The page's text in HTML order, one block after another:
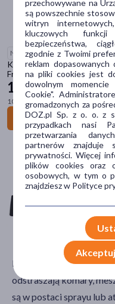
Niedostępne online
Kickfly VACO, płyn na
Fruit,100 ml
14 99 zł
100 ml = 14,99 zł
SKINIMAL D
ZIELNIK DOZ
Filtry
Dostępny(6)
Wysyłka 0 zł(3)
Bestseller
Ostatnie sztuki(1)
Dostawa
Odbiór w aptece
NAJCZĘŚCIEJ
Kickfly to linia środków
odstraszają komary,
są w postaci sprayu lub
przechowywane na
są powszechnie
witryn
kluczowych
bezpieczeństwa,
zgodnie z Twoimi
reklam
na pliki cookies jest
dowolnym
Cookie".
gromadzonych za
DOZ.pl Sp. z o. o. z
przypadkach nasi
przetwarzania
partnerów
prywatności. Więcej
plików cookies oraz
osobowych, w tym o
znajdziesz w Polityce